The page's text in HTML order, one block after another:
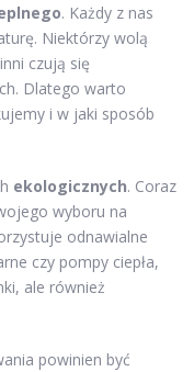
. Każdy z nas
Niektórzy wolą
czują się
Dlatego warto
i w jaki sposób
ekologicznych. Coraz
wyboru na
odnawialne
czy pompy ciepła,
ale również
powinien być